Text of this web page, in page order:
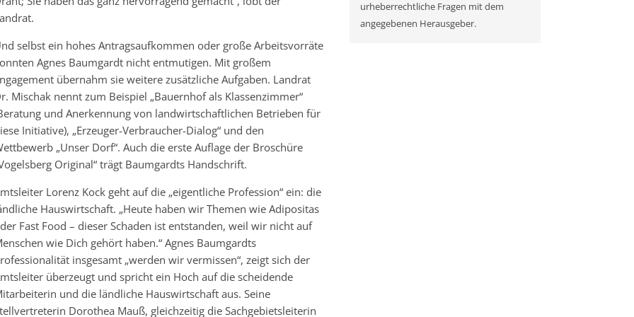
selbst ein hohes Antragsaufkommen oder große Arbeitsvorräte
Agnes Baumgardt nicht entmutigen. Mit großem
übernahm sie weitere zusätzliche Aufgaben. Landrat
Mischak nennt zum Beispiel „Bauernhof als Klassenzimmer“
und Anerkennung von landwirtschaft­lichen Betrieben für
Initiative), „Erzeuger-Verbraucher-Dialog“ und den
„Unser Dorf“. Auch die erste Auflage der Broschüre
Original“ trägt Baumgardts Handschrift.
Lorenz Kock geht auf die „eigentliche Profession“ ein: die
Hauswirtschaft. „Heute haben wir Themen wie Adipositas
Fast Food – dieser Schaden ist entstanden, weil wir nicht auf
wie Dich gehört haben.“ Agnes Baumgardts
insgesamt „werden wir vermissen“, zeigt sich der
überzeugt und spricht ein Hoch auf die scheidende
und die ländliche Hauswirtschaft aus. Seine
Dorothea Mauß, gleichzeitig die Sachgebietsleiterin
urheberrechtliche Fragen mit dem
angegebenen Herausgeber.